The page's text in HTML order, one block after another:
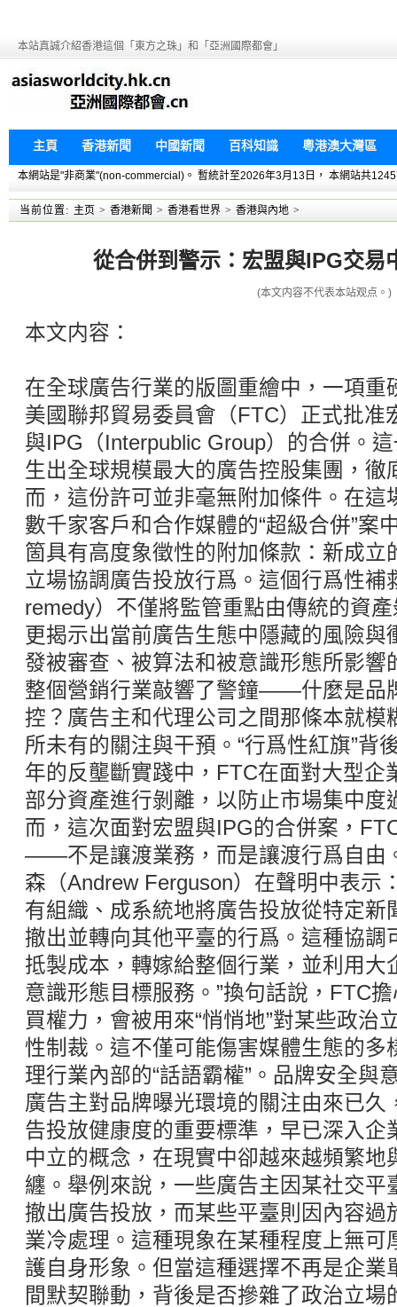
本站真誠介紹香港這個「東方之珠」和「亞洲國際都會」
主頁 香港新聞 中國新聞 百科知識 粵港澳大灣區
本網站是"非商業"(non-commercial)。 暫統計至2026年3月13日， 本網站共
当前位置: 主页 > 香港新聞 > 香港看世界 > 香港與內地 >
從合併到警示：宏盟與IPG交易
(本文内容不代表本站观点。)
本文内容：
在全球廣告行業的版圖重繪中，一項重
美國聯邦貿易委員會（FTC）正式批准
與IPG（Interpublic Group）的合併。
生出全球規模最大的廣告控股集團，徹
而，這份許可並非毫無附加條件。在這
數千家客戶和合作媒體的“超級合併”案
箇具有高度象徵性的附加條款：新成立
立場協調廣告投放行爲。這個行爲性補
remedy）不僅將監管重點由傳統的資
更揭示出當前廣告生態中隱藏的風險與
發被審查、被算法和被意識形態所影響
整個營銷行業敲響了警鐘——什麼是品
控？廣告主和代理公司之間那條本就模
所未有的關注與干預。“行爲性紅旗”背
年的反壟斷實踐中，FTC在面對大型企
部分資產進行剝離，以防止市場集中度
而，這次面對宏盟與IPG的合併案，
——不是讓渡業務，而是讓渡行爲自由
森（Andrew Ferguson）在聲明中表示
有組織、成系統地將廣告投放從特定新
撤出並轉向其他平臺的行爲。這種協調
抵製成本，轉嫁給整個行業，並利用大
意識形態目標服務。”換句話說，FTC
買權力，會被用來“悄悄地”對某些政治
性制裁。這不僅可能傷害媒體生態的多
理行業內部的“話語霸權”。品牌安全與
廣告主對品牌曝光環境的關注由來已久
告投放健康度的重要標準，早已深入企
中立的概念，在現實中卻越來越頻繁地
纏。舉例來說，一些廣告主因某社交平
撤出廣告投放，而某些平臺則因內容過
業冷處理。這種現象在某種程度上無
護自身形象。但當這種選擇不再是企業
間默契聯動，背後是否摻雜了政治立